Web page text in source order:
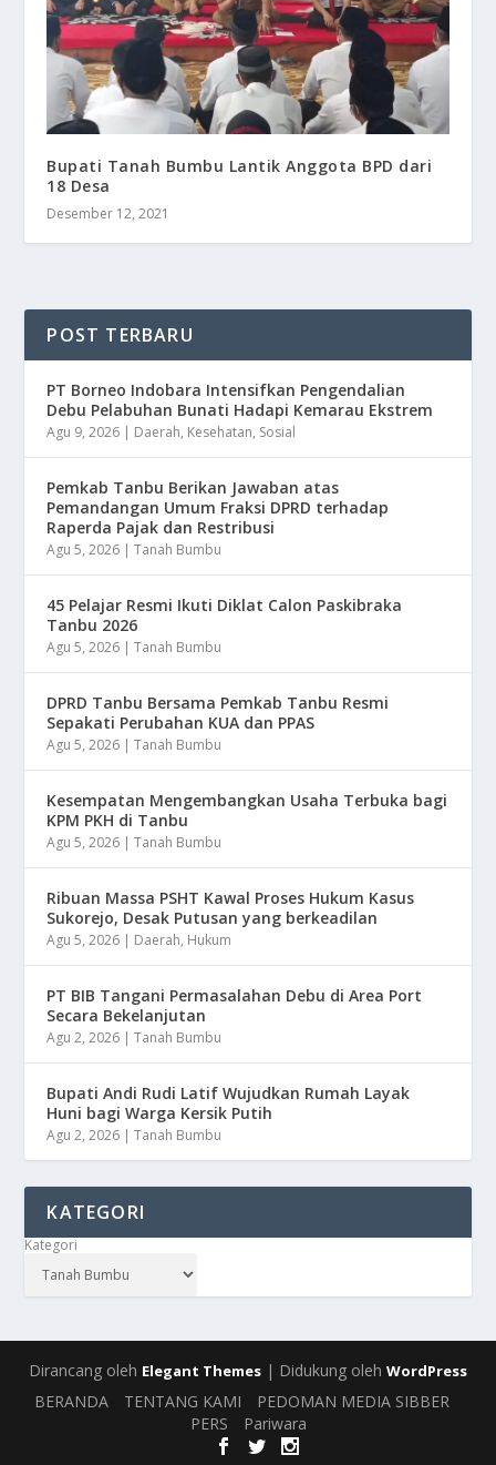
Bupati Tanah Bumbu Lantik Anggota BPD dari
18 Desa
Desember 12, 2021
POST TERBARU
​PT Borneo Indobara Intensifkan Pengendalian
Debu Pelabuhan Bunati Hadapi Kemarau Ekstrem
Agu 9, 2026 | Daerah, Kesehatan, Sosial
Pemkab Tanbu Berikan Jawaban atas
Pemandangan Umum Fraksi DPRD terhadap
Raperda Pajak dan Restribusi
Agu 5, 2026 |Tanah Bumbu
45 Pelajar Resmi Ikuti Diklat Calon Paskibraka
Tanbu 2026
Agu 5, 2026 |Tanah Bumbu
DPRD Tanbu Bersama Pemkab Tanbu Resmi
Sepakati Perubahan KUA dan PPAS
Agu 5, 2026 |Tanah Bumbu
Kesempatan Mengembangkan Usaha Terbuka bagi
KPM PKH di Tanbu
Agu 5, 2026 |Tanah Bumbu
Ribuan Massa PSHT Kawal Proses Hukum Kasus
Sukorejo, Desak Putusan yang berkeadilan
Agu 5, 2026 | Daerah, Hukum
PT BIB Tangani Permasalahan Debu di Area Port
Secara Bekelanjutan
Agu 2, 2026 |Tanah Bumbu
Bupati Andi Rudi Latif Wujudkan Rumah Layak
Huni bagi Warga Kersik Putih
Agu 2, 2026 |Tanah Bumbu
KATEGORI
Kategori
Dirancang oleh Elegant Themes | Didukung oleh WordPress
BERANDA TENTANG KAMI
PEDOMAN MEDIA SIBBER
PERS
Pariwara